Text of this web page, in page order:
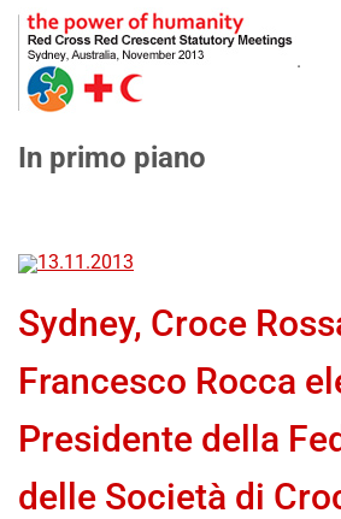
.
In primo piano
13.11.2013
Sydney, Croce
Francesco Rocca
Presidente della
delle Società di